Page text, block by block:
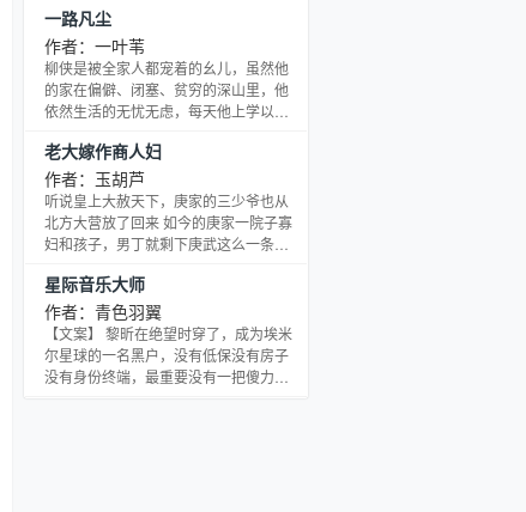
的新坑，谢谢！ 介个小剧场 “青离，若
能重来一世，我定不
苦的事，直到她认识了一个混蛋男人。
面对男人层出不穷的杀人方法，洛可可
觉得——她还是吃安眠药吧。死不掉的
妹子谢大家一路的支持。各种E，因为是
重要的事，所以要说两遍存稿坑 一定是
和被他捧在手心里宠的小青梅 作者专栏
点击穿越到达作者专
一路凡尘
作者：一叶苇
柳侠是被全家人都宠着的幺儿，虽然他
的家在偏僻、闭塞、贫穷的深山里，他
依然生活的无忧无虑，每天他上学以外
家里折腾地鸡飞狗跳，直到被他视为亲
哥哥的柳茂的儿子出生，家里遭遇巨大
的变故。 看着刚出生的小侄儿被村人当
做丧门星而遭受冷落和歧视，柳侠开始
觉醒自己身为小叔叔的责任....... 入周三
能一直得到大家的支持。 感谢大家对文
的喜爱，
老大嫁作商人妇
作者：玉胡芦
听说皇上大赦天下，庚家的三少爷也从
北方大营放了回来 如今的庚家一院子寡
妇和孩子，男丁就剩下庚武这么一条，
宝，非要把秀荷和他凑一对 四年过去
了，那家伙除了高大硬朗，看她的眼神
还是和当年一样，冷冰冰的，像一只狼
秀荷很发愁，打从一开始，她就像小时
候一样躲着庚武 就算后来被他拦腰扛回
星际音乐大师
作者：青色羽翼
【文案】 黎昕在绝望时穿了，成为埃米
尔星球的一名黑户，没有低保没有房子
没有身份终端，最重要没有一把傻力气